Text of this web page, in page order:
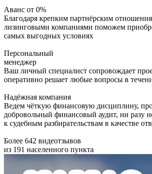
Аванс от 0%
Благодаря крепким партнёрским
лизинговыми компаниями поможем
самых выгодных условиях
Персональный
менеджер
Ваш личный специалист сопровождает
оперативно решает любые вопросы в
Надёжная компания
Ведем чёткую финансовую дисциплину,
добровольный финансовый аудит, ни разу
к судебным разбирательствам в качестве
Более 642 видеотзывов
из 191 населенного пункта